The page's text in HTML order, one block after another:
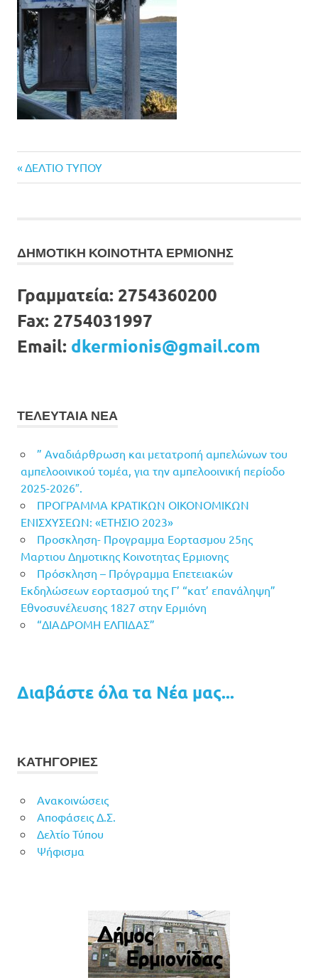
Πλοήγηση
Previous
Post:
ΔΕΛΤΙΟ ΤΥΠΟΥ
ΔΗΜΟΤΙΚΗ ΚΟΙΝΟΤΗΤΑ ΕΡΜΙΟΝΗΣ
Γραμματεία: 2754360200
Fax: 2754031997
Email: dkermionis@gmail.com
ΤΕΛΕΥΤΑΙΑ ΝΕΑ
” Αναδιάρθρωση και μετατροπή αμπελώνων του
αμπελοοινικού τομέα, για την αμπελοοινική περίοδο
2025-2026″.
ΠΡΟΓΡΑΜΜΑ ΚΡΑΤΙΚΩΝ ΟΙΚΟΝΟΜΙΚΩΝ
ΕΝΙΣΧΥΣΕΩΝ: «ΕΤΗΣΙΟ 2023»
Προσκληση- Προγραμμα Εορτασμου 25ης
Μαρτιου Δημοτικης Κοινοτητας Ερμιονης
Πρόσκληση – Πρόγραμμα Επετειακών
Εκδηλώσεων εορτασμού της Γ’ “κατ’ επανάληψη”
Εθνοσυνέλευσης 1827 στην Ερμιόνη
“ΔΙΑΔΡΟΜΗ ΕΛΠΙΔΑΣ”
Διαβάστε όλα τα Νέα μας...
ΚΑΤΗΓΟΡΙΕΣ
Ανακοινώσεις
Αποφάσεις Δ.Σ.
Δελτίο Τύπου
Ψήφισμα